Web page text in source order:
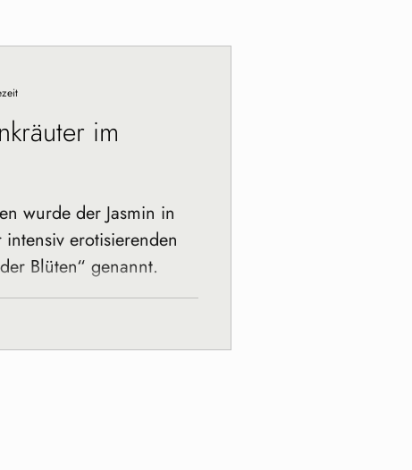
im
wurde der Jasmin in
erotisierenden
Blüten“ genannt.